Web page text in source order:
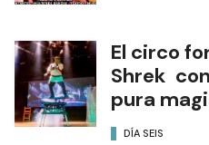
El circo
Shrek
pura
DÍA SEIS